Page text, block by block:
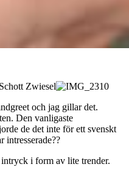
Zwiesel
och jag gillar det.
Den vanligaste
de det inte för ett svenskt
intresserade??
i form av lite trender.